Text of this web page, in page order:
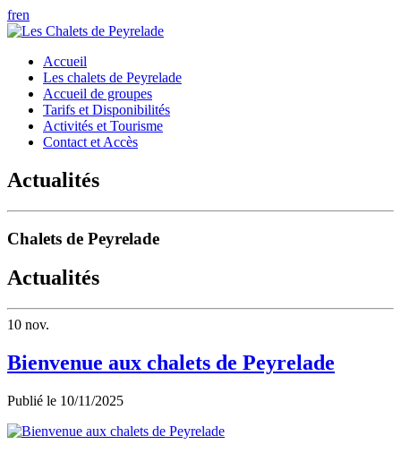
fren
Accueil
Les chalets de Peyrelade
Accueil de groupes
Tarifs et Disponibilités
Activités et Tourisme
Contact et Accès
Actualités
Chalets de Peyrelade
Actualités
10 nov.
Bienvenue aux chalets de Peyrelade
Publié le 10/11/2025